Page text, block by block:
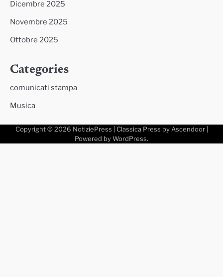
Dicembre 2025
Novembre 2025
Ottobre 2025
Categories
comunicati stampa
Musica
Copyright © 2026 NotiziePress | Classica Press by Ascendoor|
Powered by WordPress.